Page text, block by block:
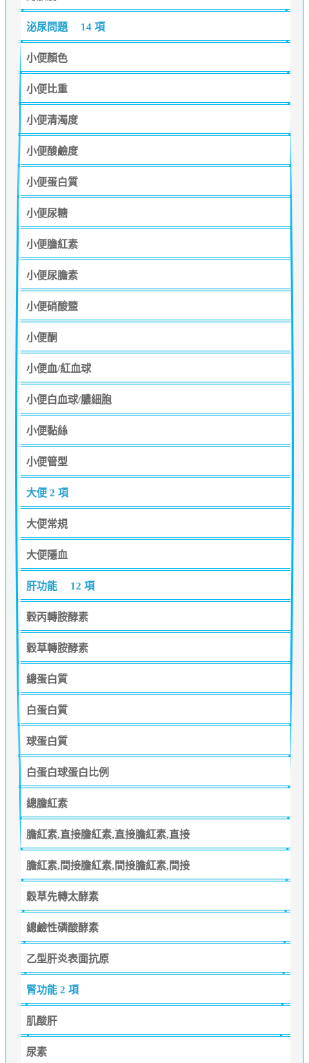
泌尿問題 14 項
小便顏色
小便比重
小便清濁度
小便酸鹼度
小便蛋白質
小便尿糖
小便膽紅素
小便尿膽素
小便硝酸盬
小便酮
小便血/紅血球
小便白血球/膿細胞
小便黏絲
小便管型
大便 2 項
大便常規
大便隱血
肝功能 12 項
穀丙轉胺酵素
穀草轉胺酵素
總蛋白質
白蛋白質
球蛋白質
白蛋白球蛋白比例
總膽紅素
膽紅素,直接膽紅素,直接膽紅素,直接
膽紅素,間接膽紅素,間接膽紅素,間接
穀草先轉太酵素
總鹼性磷酸酵素
乙型肝炎表面抗原
腎功能 2 項
肌酸肝
尿素